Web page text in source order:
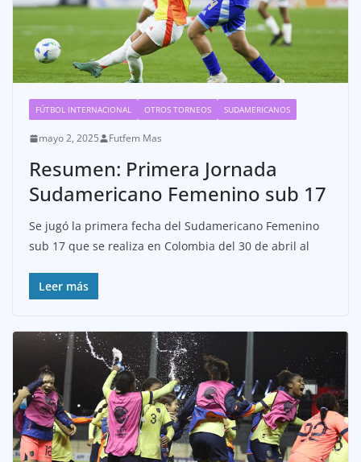
FÚTBOL INTERNACIONAL OTROS TORNEOS SUDAMERICANOS
mayo 2, 2025 Futfem Mas
Resumen: Primera Jornada
Sudamericano Femenino sub 17
Se jugó la primera fecha del Sudamericano Femenino
sub 17 que se realiza en Colombia del 30 de abril al
Leer más